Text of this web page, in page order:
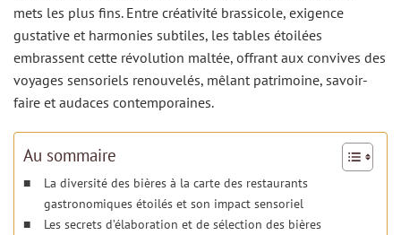
mets les plus fins. Entre créativité brassicole, exigence
gustative et harmonies subtiles, les tables étoilées
embrassent cette révolution maltée, offrant aux convives des
voyages sensoriels renouvelés, mêlant patrimoine, savoir-
faire et audaces contemporaines.
Au sommaire
La diversité des bières à la carte des restaurants
gastronomiques étoilés et son impact sensoriel
Les secrets d’élaboration et de sélection des bières